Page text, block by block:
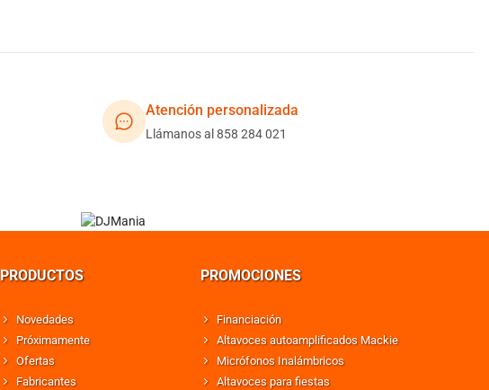
Atención personalizada
Llámanos al 858 284 021
PRODUCTOS
Novedades
Próximamente
Ofertas
Fabricantes
PROMOCIONES
Financiación
Altavoces autoamplificados Mackie
Micrófonos Inalámbricos
Altavoces para fiestas